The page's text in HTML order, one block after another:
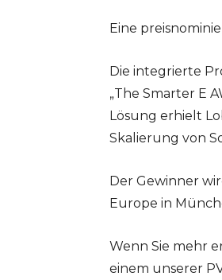
Eine
Die integrierte
„The Smarter E
Lösung erhielt
Skalierung von
Der Gewinner
Europe in
Wenn Sie mehr
einem unserer